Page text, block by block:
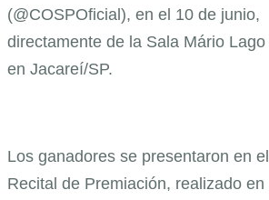
(@COSPOficial), en el 10 de junio,
directamente de la Sala Mário Lago
en Jacareí/SP.
Los ganadores se presentaron en el
Recital de Premiación, realizado en